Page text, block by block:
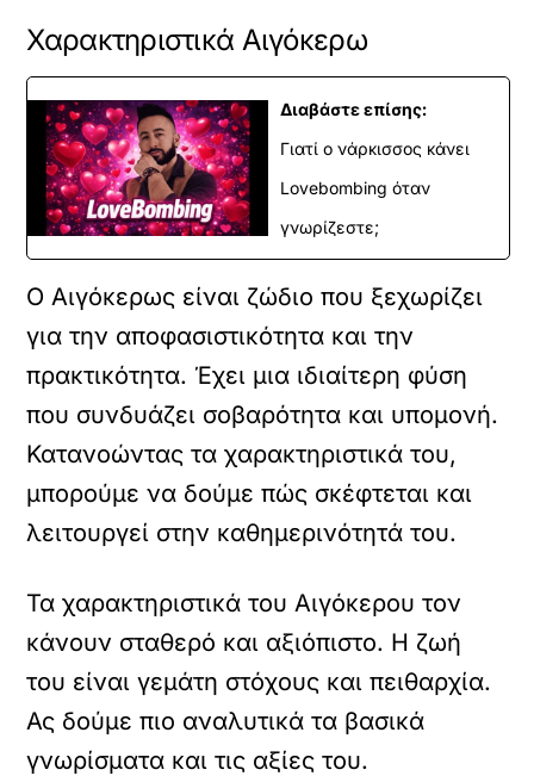
Χαρακτηριστικά Αιγόκερω
Διαβάστε επίσης:
Γιατί ο νάρκισσος κάνει
Lovebombing όταν
γνωρίζεστε;
Ο Αιγόκερως είναι ζώδιο που ξεχωρίζει
για την αποφασιστικότητα και την
πρακτικότητα. Έχει μια ιδιαίτερη φύση
που συνδυάζει σοβαρότητα και υπομονή.
Κατανοώντας τα χαρακτηριστικά του,
μπορούμε να δούμε πώς σκέφτεται και
λειτουργεί στην καθημερινότητά του.
Τα χαρακτηριστικά του Αιγόκερου τον
κάνουν σταθερό και αξιόπιστο. Η ζωή
του είναι γεμάτη στόχους και πειθαρχία.
Ας δούμε πιο αναλυτικά τα βασικά
γνωρίσματα και τις αξίες του.